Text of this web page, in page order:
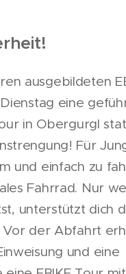
ausgebildeten
eine
in Obergurgl
Für
und einfach zu
Fahrrad. Nur
unterstützt dich
der Abfahrt
und eine